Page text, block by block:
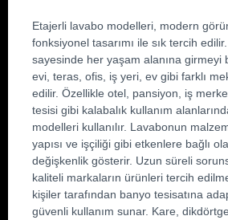
Etajerli lavabo modelleri, modern
fonksiyonel tasarımı ile sık tercih edilir.
sayesinde her yaşam alanına girmeyi
evi, teras, ofis, iş yeri, ev gibi farklı
edilir. Özellikle otel, pansiyon, iş
tesisi gibi kalabalık kullanım
modelleri kullanılır. Lavabonun
yapısı ve işçiliği gibi etkenlere bağlı
değişkenlik gösterir. Uzun süreli
kaliteli markaların ürünleri tercih
kişiler tarafından banyo tesisatına
güvenli kullanım sunar. Kare,